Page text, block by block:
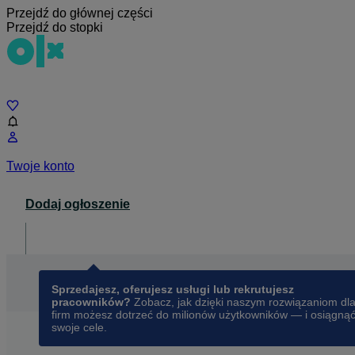
Przejdź do głównej części
Przejdź do stopki
Twoje konto
Dodaj ogłoszenie
Sprzedajesz, oferujesz usługi lub rekrutujesz
pracowników? Zobacz, jak dzięki naszym rozwiązaniom dla
firm możesz dotrzeć do milionów użytkowników — i osiągnąć
swoje cele.